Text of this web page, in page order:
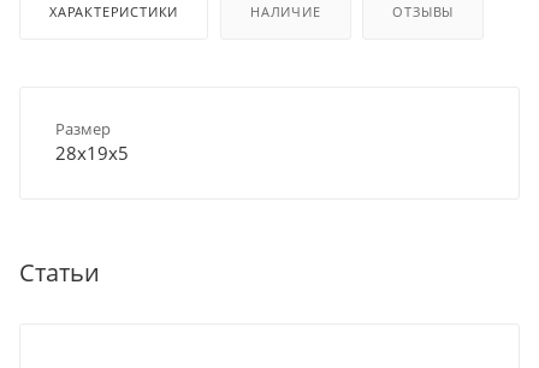
ХАРАКТЕРИСТИКИ НАЛИЧИЕ ОТЗЫВЫ
Размер
28х19х5
Статьи